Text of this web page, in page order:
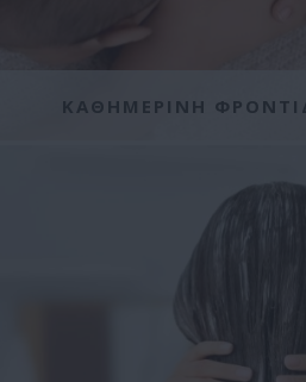
ΚΑΘΗΜΕΡΙΝΗ